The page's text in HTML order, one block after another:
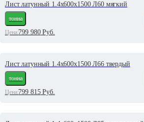
Лист латунный 1.4х600х1500 Л60 мягкий
тонна
Цена:799 980Руб.
Лист латунный 1.4х600х1500 Л66 твердый
тонна
Цена:799 815Руб.